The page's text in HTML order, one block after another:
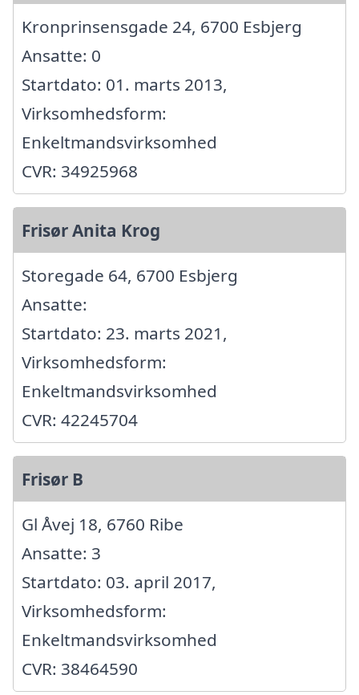
Kronprinsensgade 24, 6700 Esbjerg
Ansatte: 0
Startdato: 01. marts 2013,
Virksomhedsform:
Enkeltmandsvirksomhed
CVR: 34925968
Frisør Anita Krog
Storegade 64, 6700 Esbjerg
Ansatte:
Startdato: 23. marts 2021,
Virksomhedsform:
Enkeltmandsvirksomhed
CVR: 42245704
Frisør B
Gl Åvej 18, 6760 Ribe
Ansatte: 3
Startdato: 03. april 2017,
Virksomhedsform:
Enkeltmandsvirksomhed
CVR: 38464590